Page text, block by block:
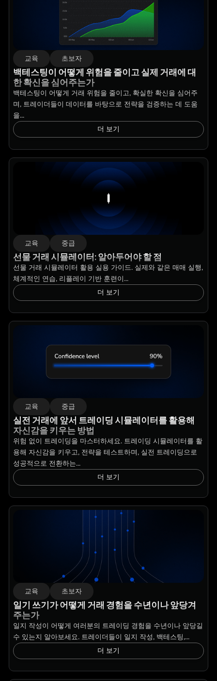
교육 초보자
백테스팅이 어떻게 위험을 줄이고 실제 거래에 대
한 확신을 심어주는가
백테스팅이 어떻게 거래 위험을 줄이고, 확실한 확신을 심어주
며, 트레이더들이 데이터를 바탕으로 전략을 검증하는 데 도움
을...
더 보기
교육 중급
선물 거래 시뮬레이터: 알아두어야 할 점
선물 거래 시뮬레이터 활용 실용 가이드. 실제와 같은 매매 실행,
체계적인 연습, 리플레이 기반 훈련이...
더 보기
교육 중급
실전 거래에 앞서 트레이딩 시뮬레이터를 활용해
자신감을 키우는 방법
위험 없이 트레이딩을 마스터하세요. 트레이딩 시뮬레이터를 활
용해 자신감을 키우고, 전략을 테스트하며, 실전 트레이딩으로
성공적으로 전환하는...
더 보기
교육 초보자
일기 쓰기가 어떻게 거래 경험을 수년이나 앞당겨
주는가
일지 작성이 어떻게 여러분의 트레이딩 경험을 수년이나 앞당길
수 있는지 알아보세요. 트레이더들이 일지 작성, 백테스팅,...
더 보기